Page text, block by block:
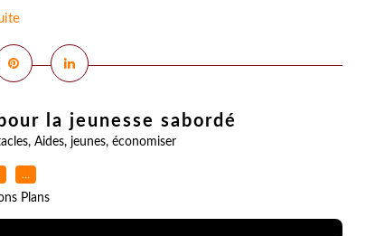
la jeunesse sabordé
, Aides, jeunes, économiser
…
Plans